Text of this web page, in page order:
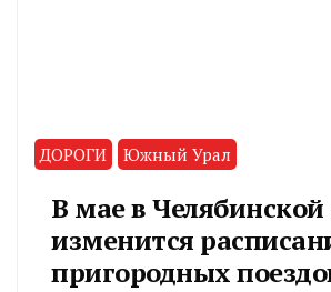
ДОРОГИ Южный Урал
В мае в Челябинской
изменится
пригородных